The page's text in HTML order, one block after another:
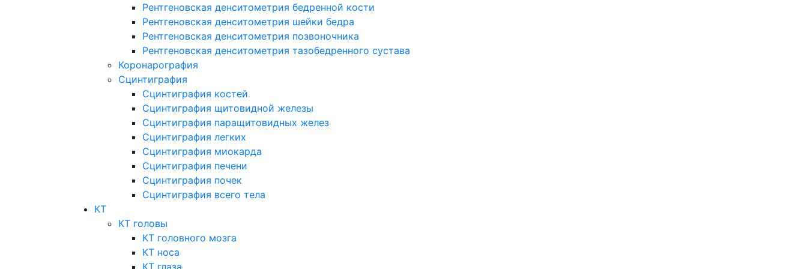
Рентгеновская денситометрия бедренной кости
Рентгеновская денситометрия шейки бедра
Рентгеновская денситометрия позвоночника
Рентгеновская денситометрия тазобедренного сустава
Коронарография
Сцинтиграфия
Сцинтиграфия костей
Сцинтиграфия щитовидной железы
Сцинтиграфия паращитовидных желез
Сцинтиграфия легких
Сцинтиграфия миокарда
Сцинтиграфия печени
Сцинтиграфия почек
Сцинтиграфия всего тела
КТ
КТ головы
КТ головного мозга
КТ носа
КТ глаза